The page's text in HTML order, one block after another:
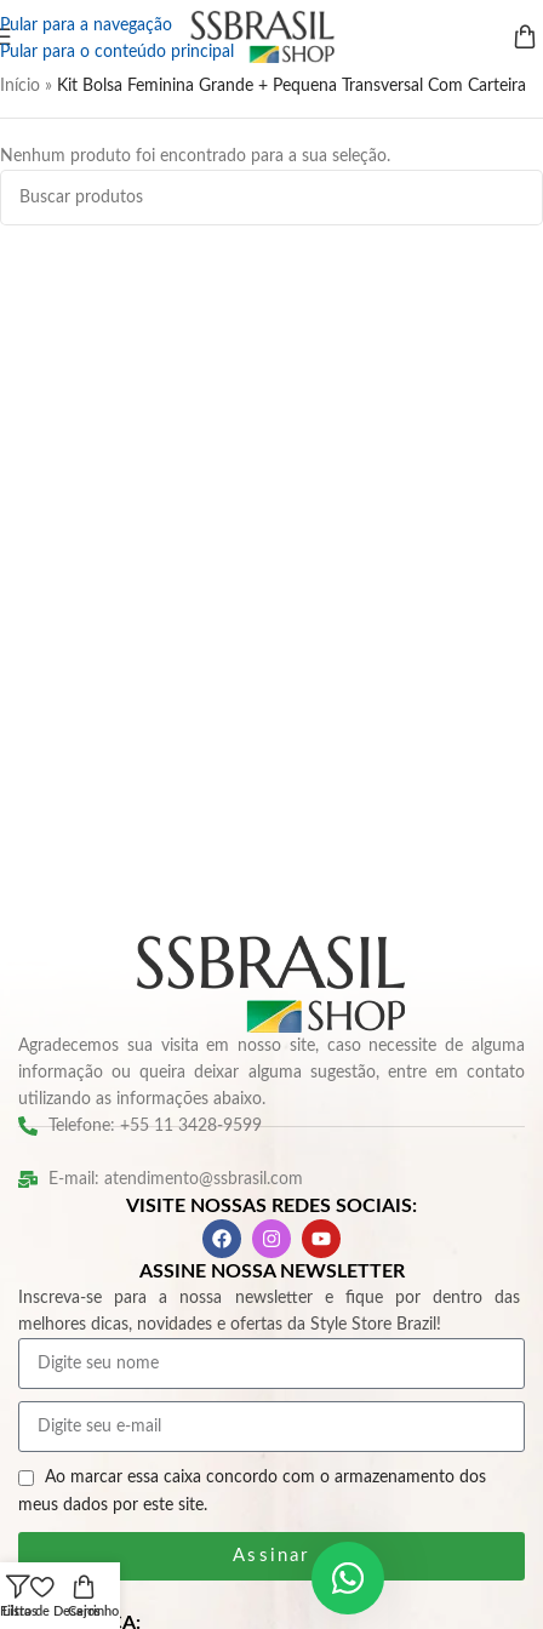
Pular para a navegação
Pular para o conteúdo principal
Início » Kit Bolsa Feminina Grande + Pequena Transversal Com Carteira
Nenhum produto foi encontrado para a sua seleção.
Agradecemos sua visita em nosso site, caso necessite de alguma
informação ou queira deixar alguma sugestão, entre em contato
utilizando as informações abaixo.
Telefone: +55 11 3428-9599
E-mail: atendimento@ssbrasil.com
VISITE NOSSAS REDES SOCIAIS:
ASSINE NOSSA NEWSLETTER
Inscreva-se para a nossa newsletter e fique por dentro das
melhores dicas, novidades e ofertas da Style Store Brazil!
Ao marcar essa caixa concordo com o armazenamento dos
meus dados por este site.
Assinar
SEGURANÇA:
Filtros
Lista de Desejos
Carrinho